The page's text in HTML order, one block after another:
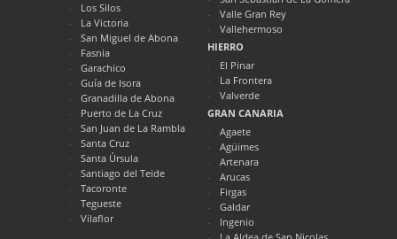
Los Silos
La Victoria
San Miguel de Abona
Fasnia
Garachico
Guía de Isora
Granadilla de Abona
Puerto de La Cruz
San Juan de La Rambla
Santa Cruz
Santa Úrsula
Santiago del Teide
Tacoronte
Tegueste
Vilaflor
Valle Gran Rey
Vallehermoso
HIERRO
El Pinar
La Frontera
Valverde
GRAN CANARIA
Agaete
Agüimes
Artenara
Arucas
Firgas
Galdar
Ingenio